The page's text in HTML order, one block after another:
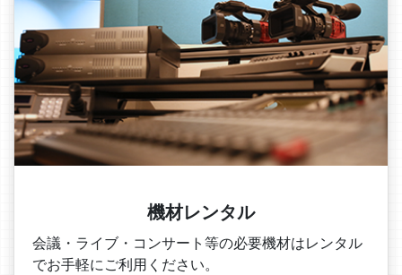
機材レンタル
会議・ライブ・コンサート等の必要機材はレンタル
でお手軽にご利用ください。